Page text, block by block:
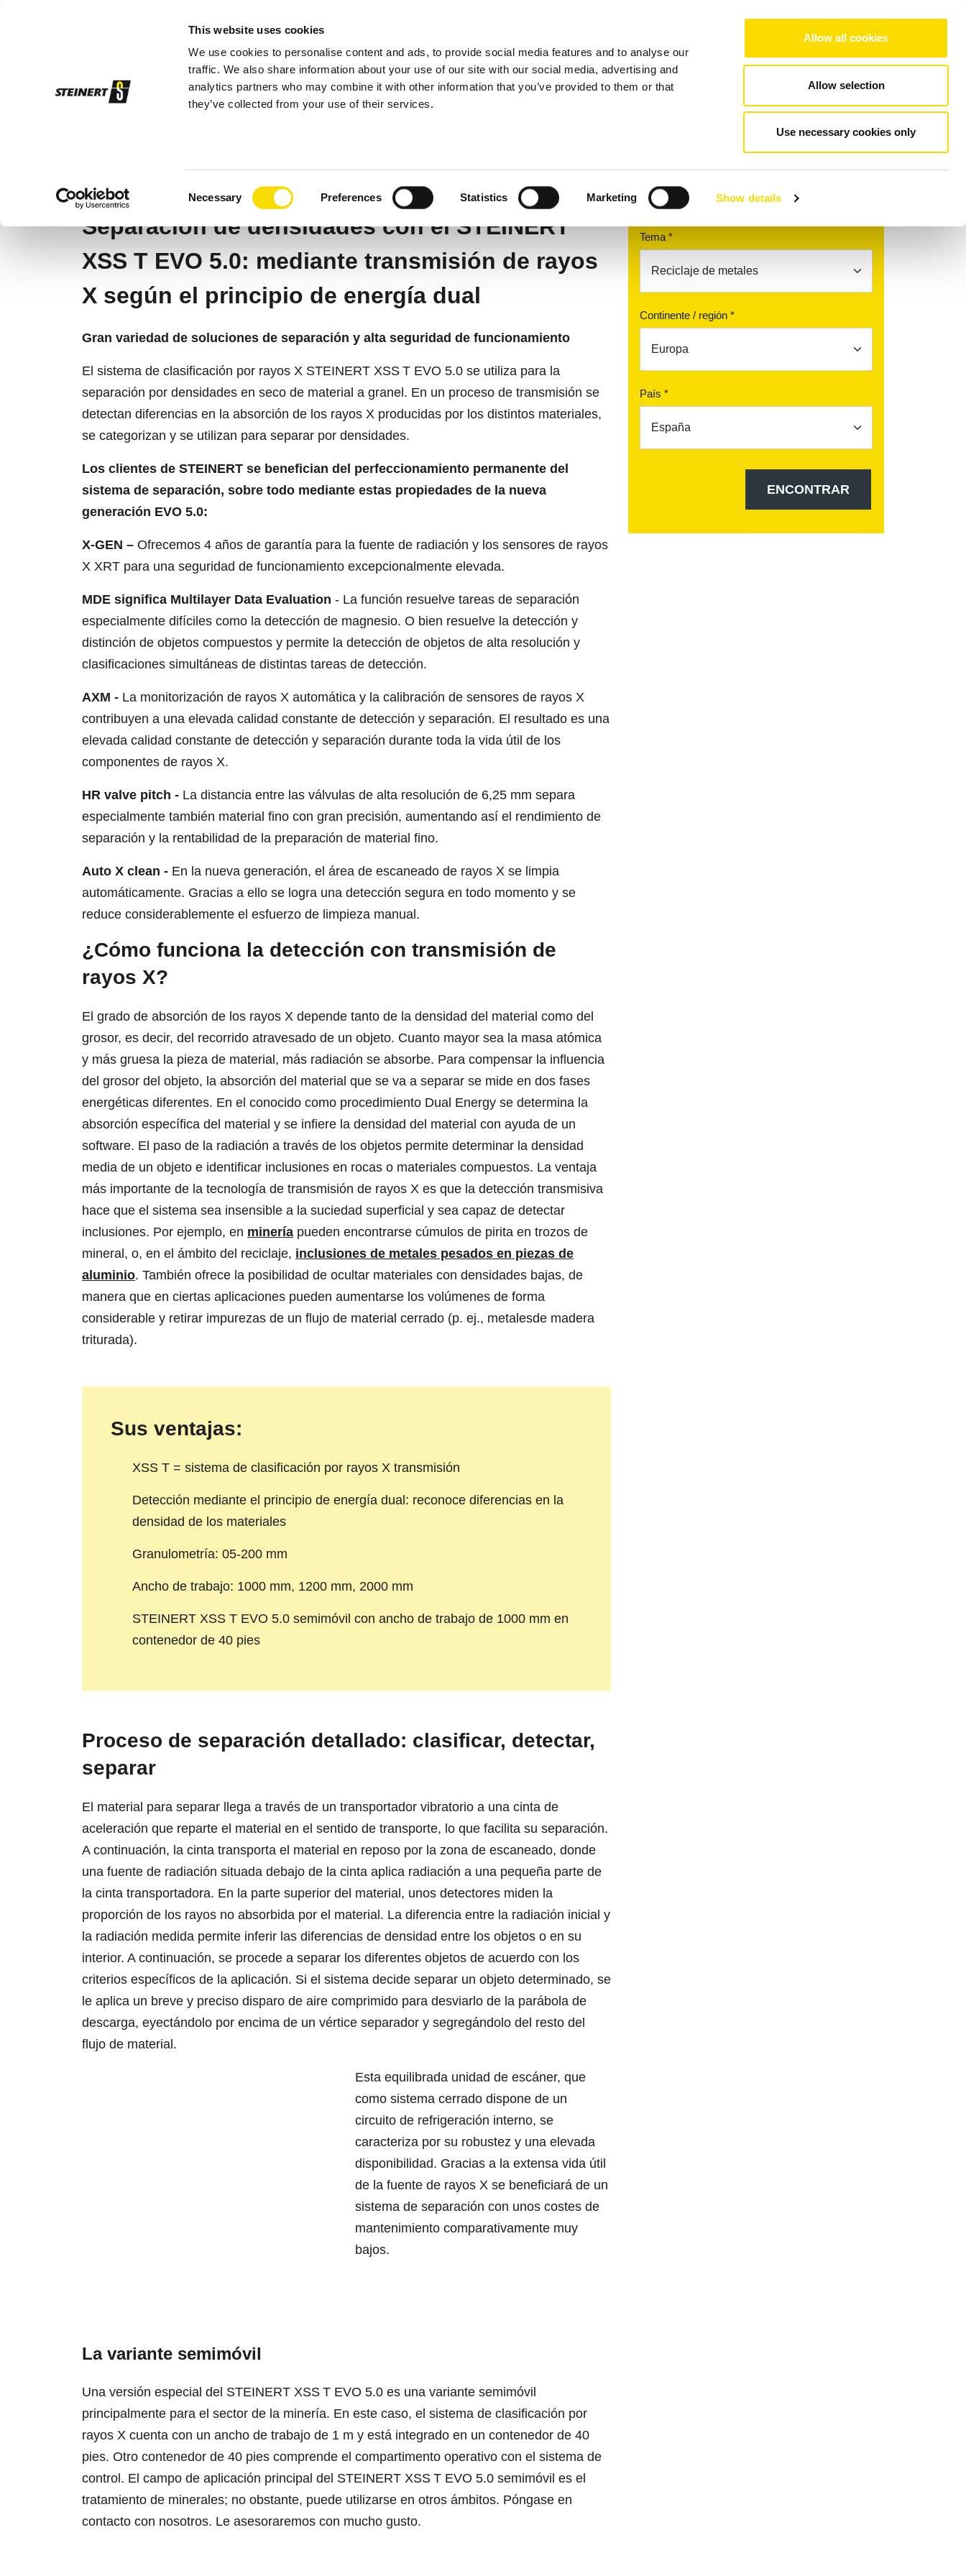
This website uses cookies
We use cookies to personalise content and ads, to provide social media features and to analyse our
traffic. We also share information about your use of our site with our social media, advertising and
analytics partners who may combine it with other information that you’ve provided to them or that
they’ve collected from your use of their services.
Necessary Preferences Statistics Marketing Show details
Allow all cookies
Allow selection
Use necessary cookies only
Productos Aplicaciones Ventas Empresa Referencias Contacto
STEINERT XSS® T EVO 5.0
STEINERT XSS® T EVO 5.0
Separación de densidades con el STEINERT
XSS T EVO 5.0: mediante transmisión de rayos
X según el principio de energía dual
Gran variedad de soluciones de separación y alta seguridad de funcionamiento
El sistema de clasificación por rayos X STEINERT XSS T EVO 5.0 se utiliza para la
separación por densidades en seco de material a granel. En un proceso de transmisión se
detectan diferencias en la absorción de los rayos X producidas por los distintos materiales,
se categorizan y se utilizan para separar por densidades.
Los clientes de STEINERT se benefician del perfeccionamiento permanente del
sistema de separación, sobre todo mediante estas propiedades de la nueva
generación EVO 5.0:
X-GEN – Ofrecemos 4 años de garantía para la fuente de radiación y los sensores de rayos
X XRT para una seguridad de funcionamiento excepcionalmente elevada.
MDE significa Multilayer Data Evaluation - La función resuelve tareas de separación
especialmente difíciles como la detección de magnesio. O bien resuelve la detección y
distinción de objetos compuestos y permite la detección de objetos de alta resolución y
clasificaciones simultáneas de distintas tareas de detección.
AXM - La monitorización de rayos X automática y la calibración de sensores de rayos X
contribuyen a una elevada calidad constante de detección y separación. El resultado es una
elevada calidad constante de detección y separación durante toda la vida útil de los
componentes de rayos X.
HR valve pitch - La distancia entre las válvulas de alta resolución de 6,25 mm separa
especialmente también material fino con gran precisión, aumentando así el rendimiento de
separación y la rentabilidad de la preparación de material fino.
Auto X clean - En la nueva generación, el área de escaneado de rayos X se limpia
automáticamente. Gracias a ello se logra una detección segura en todo momento y se
reduce considerablemente el esfuerzo de limpieza manual.
¿Cómo funciona la detección con transmisión de
rayos X?
El grado de absorción de los rayos X depende tanto de la densidad del material como del
grosor, es decir, del recorrido atravesado de un objeto. Cuanto mayor sea la masa atómica
y más gruesa la pieza de material, más radiación se absorbe. Para compensar la influencia
del grosor del objeto, la absorción del material que se va a separar se mide en dos fases
energéticas diferentes. En el conocido como procedimiento Dual Energy se determina la
absorción específica del material y se infiere la densidad del material con ayuda de un
software. El paso de la radiación a través de los objetos permite determinar la densidad
media de un objeto e identificar inclusiones en rocas o materiales compuestos. La ventaja
más importante de la tecnología de transmisión de rayos X es que la detección transmisiva
hace que el sistema sea insensible a la suciedad superficial y sea capaz de detectar
inclusiones. Por ejemplo, en minería pueden encontrarse cúmulos de pirita en trozos de
mineral, o, en el ámbito del reciclaje, inclusiones de metales pesados en piezas de
aluminio. También ofrece la posibilidad de ocultar materiales con densidades bajas, de
manera que en ciertas aplicaciones pueden aumentarse los volúmenes de forma
considerable y retirar impurezas de un flujo de material cerrado (p. ej., metalesde madera
triturada).
Sus ventajas:
XSS T = sistema de clasificación por rayos X transmisión
Detección mediante el principio de energía dual: reconoce diferencias en la
densidad de los materiales
Granulometría: 05-200 mm
Ancho de trabajo: 1000 mm, 1200 mm, 2000 mm
STEINERT XSS T EVO 5.0 semimóvil con ancho de trabajo de 1000 mm en
contenedor de 40 pies
Proceso de separación detallado: clasificar, detectar,
separar
El material para separar llega a través de un transportador vibratorio a una cinta de
aceleración que reparte el material en el sentido de transporte, lo que facilita su separación.
A continuación, la cinta transporta el material en reposo por la zona de escaneado, donde
una fuente de radiación situada debajo de la cinta aplica radiación a una pequeña parte de
la cinta transportadora. En la parte superior del material, unos detectores miden la
proporción de los rayos no absorbida por el material. La diferencia entre la radiación inicial y
la radiación medida permite inferir las diferencias de densidad entre los objetos o en su
interior. A continuación, se procede a separar los diferentes objetos de acuerdo con los
criterios específicos de la aplicación. Si el sistema decide separar un objeto determinado, se
le aplica un breve y preciso disparo de aire comprimido para desviarlo de la parábola de
descarga, eyectándolo por encima de un vértice separador y segregándolo del resto del
flujo de material.
Esta equilibrada unidad de escáner, que
como sistema cerrado dispone de un
circuito de refrigeración interno, se
caracteriza por su robustez y una elevada
disponibilidad. Gracias a la extensa vida útil
de la fuente de rayos X se beneficiará de un
sistema de separación con unos costes de
mantenimiento comparativamente muy
bajos.
La variante semimóvil
Una versión especial del STEINERT XSS T EVO 5.0 es una variante semimóvil
principalmente para el sector de la minería. En este caso, el sistema de clasificación por
rayos X cuenta con un ancho de trabajo de 1 m y está integrado en un contenedor de 40
pies. Otro contenedor de 40 pies comprende el compartimento operativo con el sistema de
control. El campo de aplicación principal del STEINERT XSS T EVO 5.0 semimóvil es el
tratamiento de minerales; no obstante, puede utilizarse en otros ámbitos. Póngase en
contacto con nosotros. Le asesoraremos con mucho gusto.
Encuentra tu compañero de
contacto
Tema *
Continente / región *
País *